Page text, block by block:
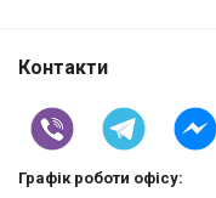
Контакти
Графік роботи офісу: